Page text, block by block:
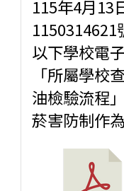
115年4月13
以下學校電
「所屬學校
油檢驗流程
菸害防制作